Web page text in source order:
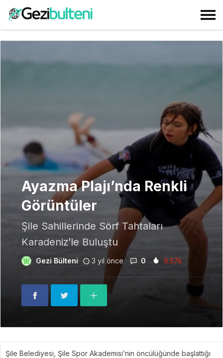
Ayazma Plajı’nda Renkli
Görüntüler
Şile Sahillerinde Sörf Tahtaları
Karadeniz’le Buluştu
Gezi Bülteni 3 yıl önce 0 6.57k
Şile Belediyesi, Şile Spor Akademisi’nin öncülüğünde başlattığı